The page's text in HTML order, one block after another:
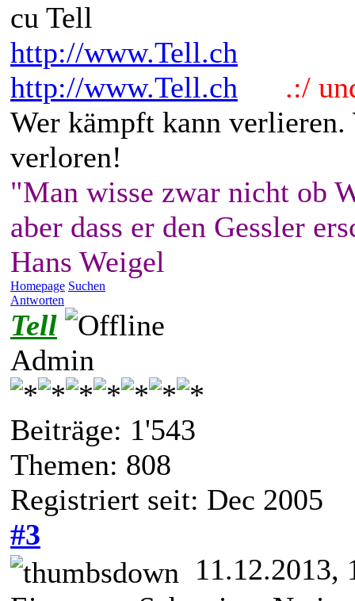
cu Tell
http://www.Tell.ch
http://www.Tell.ch
.:/
Wer kämpft kann
verloren!
"Man wisse zwar nicht ob
aber dass er den Gessler
Hans Weigel
Homepage Suchen
Antworten
Tell
Admin
Beiträge: 1'543
Themen: 808
Registriert seit: Dec 2005
#3
11.12.2013,